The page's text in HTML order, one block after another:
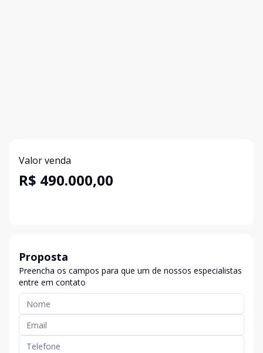
Valor venda
R$ 490.000,00
Proposta
Preencha os campos para que um de nossos especialistas
entre em contato